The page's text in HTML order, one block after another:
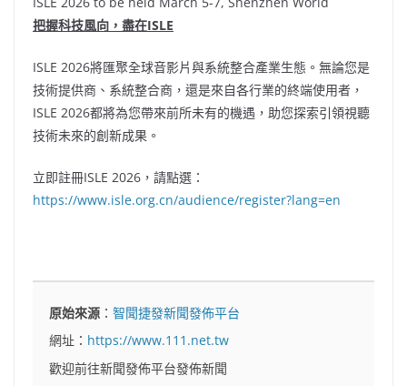
把握科技風向，盡在ISLE
ISLE 2026將匯聚全球音影片與系統整合產業生態。無論您是
技術提供商、系統整合商，還是來自各行業的終端使用者，
ISLE 2026都將為您帶來前所未有的機遇，助您探索引領視聽
技術未來的創新成果。
立即註冊ISLE 2026，請點選：
https://www.isle.org.cn/audience/register?lang=en
原始來源 ：智聞捷發新聞發佈平台
網址： https://www.111.net.tw
歡迎前往新聞發佈平台發佈新聞